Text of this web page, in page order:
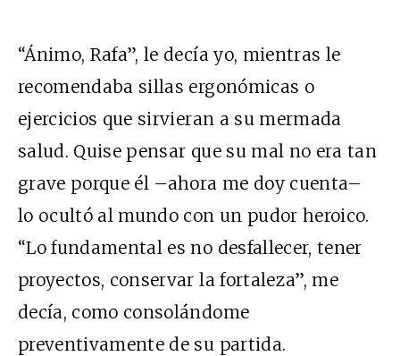
“Ánimo, Rafa”, le decía yo, mientras le
recomendaba sillas ergonómicas o
ejercicios que sirvieran a su mermada
salud. Quise pensar que su mal no era tan
grave porque él –ahora me doy cuenta–
lo ocultó al mundo con un pudor heroico.
“Lo fundamental es no desfallecer, tener
proyectos, conservar la fortaleza”, me
decía, como consolándome
preventivamente de su partida.